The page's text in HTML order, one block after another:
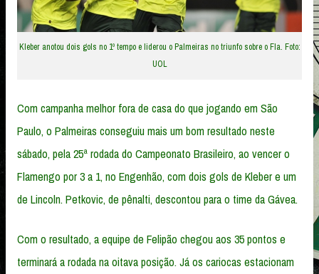
Kleber anotou dois gols no 1º tempo e liderou o Palmeiras no triunfo sobre o Fla. Foto:
UOL
Com campanha melhor fora de casa do que jogando em São
Paulo, o Palmeiras conseguiu mais um bom resultado neste
sábado, pela 25ª rodada do Campeonato Brasileiro, ao vencer o
Flamengo por 3 a 1, no Engenhão, com dois gols de Kleber e um
de Lincoln. Petkovic, de pênalti, descontou para o time da Gávea.
Com o resultado, a equipe de Felipão chegou aos 35 pontos e
terminará a rodada na oitava posição. Já os cariocas estacionam